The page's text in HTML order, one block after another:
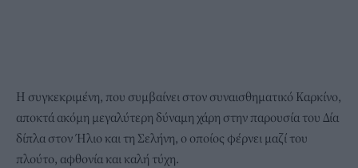
Η συγκεκριμένη, που συμβαίνει στον συναισθηματικό Καρκίνο,
αποκτά ακόμη μεγαλύτερη δύναμη χάρη στην παρουσία του Δία
δίπλα στον Ήλιο και τη Σελήνη, ο οποίος φέρνει μαζί του
πλούτο, αφθονία και καλή τύχη.